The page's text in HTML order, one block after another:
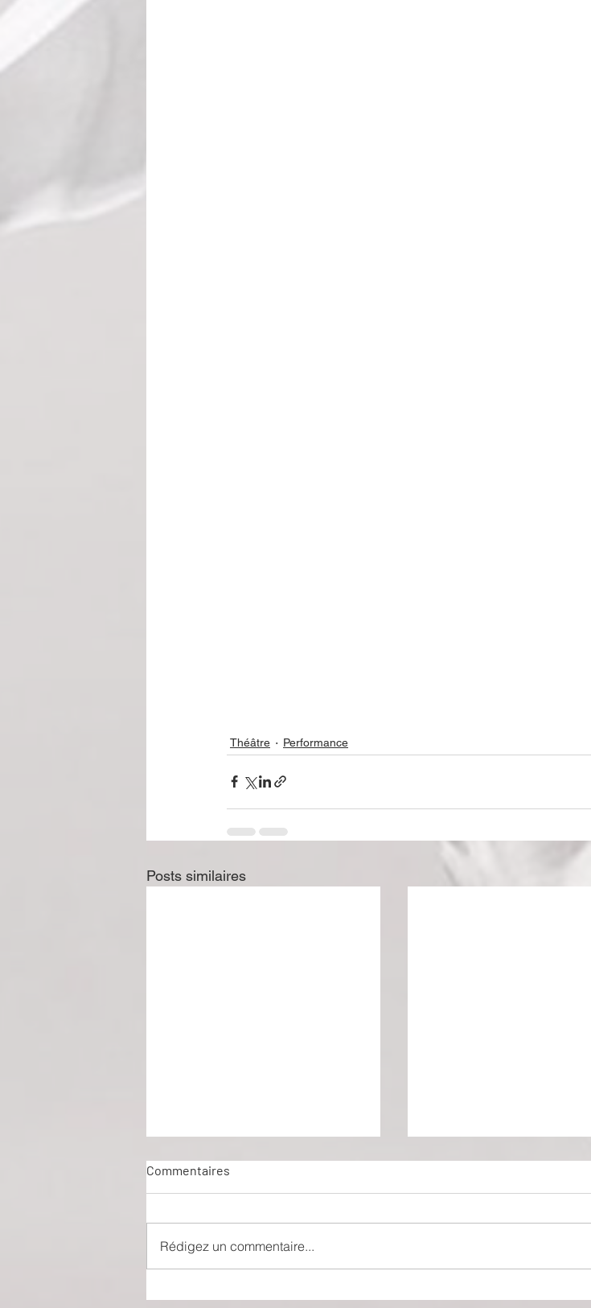
Théâtre Performance
Posts similaires
Nuit d’ivresse : Julie Ferrier
Le Ring de Katharsy : Une
Commentaires
Rédigez un commentaire...